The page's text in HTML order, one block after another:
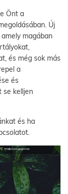
Önt a
Új
magában
és még sok más
a
és
se kelljen
és ha